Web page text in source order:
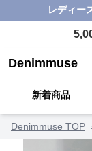
レディー
Denimmuse
新着商品
Denimmuse TOP